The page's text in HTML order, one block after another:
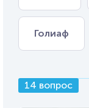
Голиаф
14 вопрос